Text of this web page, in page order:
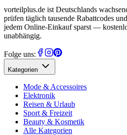
vorteilplus.de ist Deutschlands
prüfen täglich tausende Rabattcodes
jedem Online-Einkauf sparst —
unabhängig.
Folge uns:
Kategorien
Mode & Accessoires
Elektronik
Reisen & Urlaub
Sport & Freizeit
Beauty & Kosmetik
Alle Kategorien